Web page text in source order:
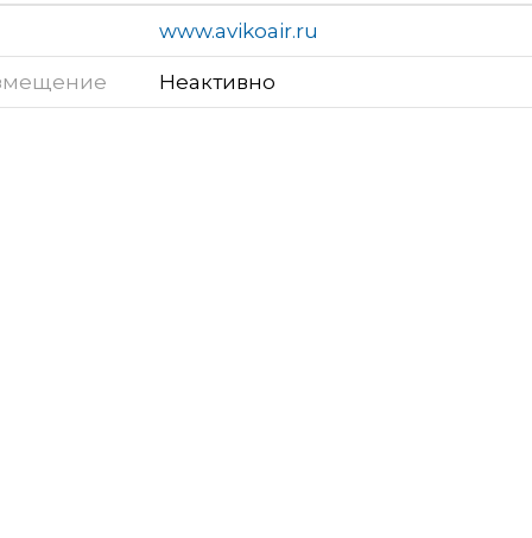
www.avikoair.ru
Неактивно